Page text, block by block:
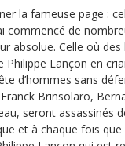
la fameuse page :
commencé de
absolue. Celle où
Lançon en
d’hommes sans
Brinsolaro,
seront assassinés
et à chaque fois